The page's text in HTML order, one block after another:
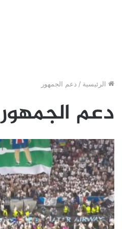
الرئيسية / دعم الجمهور
دعم الجمهور